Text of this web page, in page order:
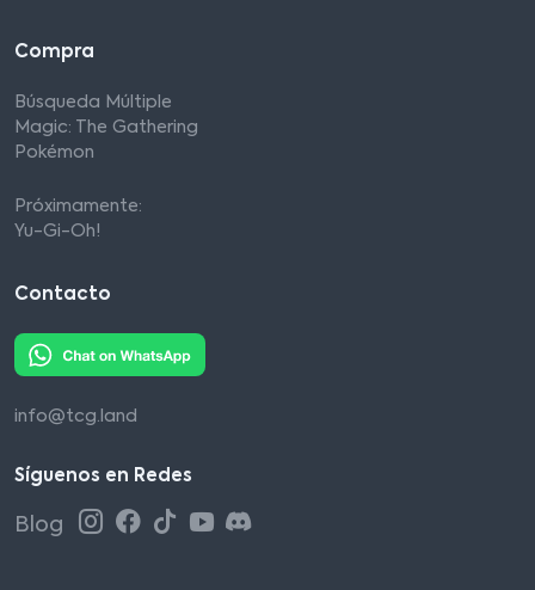
Compra
Búsqueda Múltiple
Magic: The Gathering
Pokémon
Próximamente:
Yu-Gi-Oh!
Contacto
info@tcg.land
Síguenos en Redes
Blog